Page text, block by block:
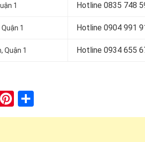
1 Hotline 0835 748
1 Hotline 0904 991
Quận 1 Hotline 0934 655
BloggerPinterest